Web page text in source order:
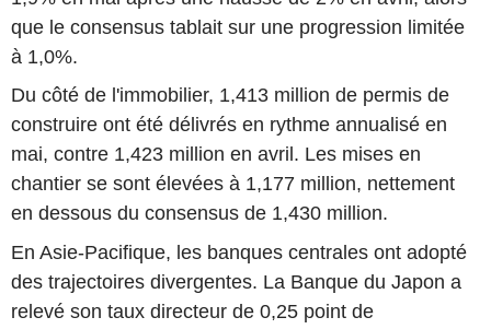
que le consensus tablait sur une progression limitée
à 1,0%.
Du côté de l'immobilier, 1,413 million de permis de
construire ont été délivrés en rythme annualisé en
mai, contre 1,423 million en avril. Les mises en
chantier se sont élevées à 1,177 million, nettement
en dessous du consensus de 1,430 million.
En Asie-Pacifique, les banques centrales ont adopté
des trajectoires divergentes. La Banque du Japon a
relevé son taux directeur de 0,25 point de